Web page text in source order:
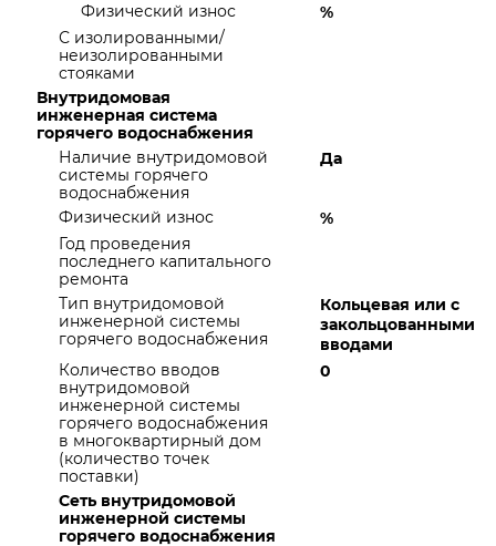
Физический износ
%
С изолированными/
неизолированными
стояками
Внутридомовая
инженерная система
горячего водоснабжения
Наличие внутридомовой
системы горячего
водоснабжения
Да
Физический износ
%
Год проведения
последнего капитального
ремонта
Тип внутридомовой
инженерной системы
горячего водоснабжения
Кольцевая или с
закольцованными
вводами
Количество вводов
внутридомовой
инженерной системы
горячего водоснабжения
в многоквартирный дом
(количество точек
поставки)
0
Сеть внутридомовой
инженерной системы
горячего водоснабжения